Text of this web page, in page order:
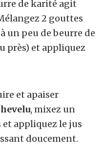
de karité agit
2 gouttes
un peu de beurre de
près) et appliquez
et apaiser
, mixez un
et appliquez le jus
doucement.